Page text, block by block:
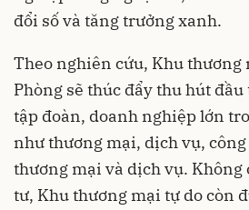
đổi số và tăng trưởng xanh.
Theo nghiên cứu, Khu thương
Phòng sẽ thúc đẩy thu hút
tập đoàn, doanh nghiệp lớn
như thương mại, dịch vụ,
thương mại và dịch vụ.
tư, Khu thương mại tự do còn